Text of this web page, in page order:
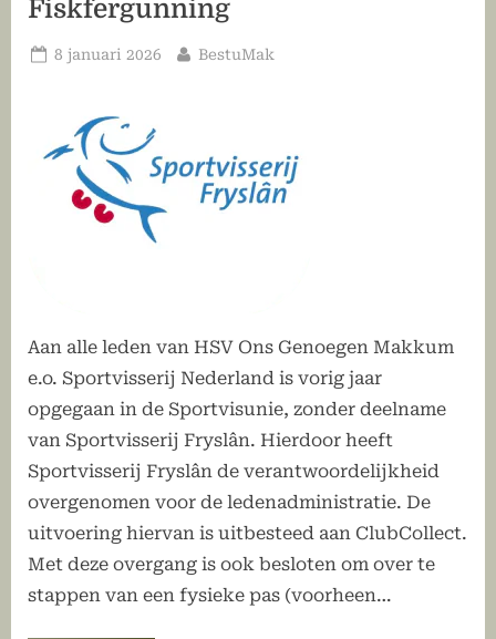
Fiskfergunning
Geplaatst
8 januari 2026 Door
BestuMak
Aan alle leden van HSV Ons Genoegen Makkum
e.o. Sportvisserij Nederland is vorig jaar
opgegaan in de Sportvisunie, zonder deelname
van Sportvisserij Fryslân. Hierdoor heeft
Sportvisserij Fryslân de verantwoordelijkheid
overgenomen voor de ledenadministratie. De
uitvoering hiervan is uitbesteed aan ClubCollect.
Met deze overgang is ook besloten om over te
stappen van een fysieke pas (voorheen…